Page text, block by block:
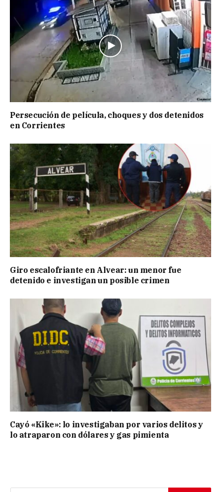
Persecución de película, choques y dos detenidos
en Corrientes
Giro escalofriante en Alvear: un menor fue
detenido e investigan un posible crimen
Cayó «Kike»: lo investigaban por varios delitos y
lo atraparon con dólares y gas pimienta